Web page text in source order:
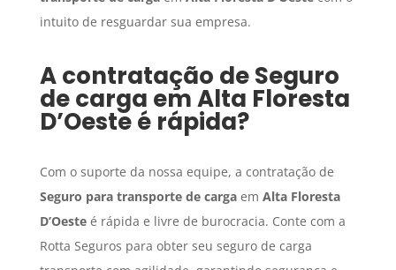
intuito de resguardar sua empresa.
A contratação deSeguro
de carga emAlta Floresta
D’Oesteé rápida?
Com o suporte da nossa equipe, a contratação de
Seguro para transporte de cargaem Alta Floresta
D’Oesteé rápida e livre de burocracia. Conte com a
Rotta Seguros para obter seu seguro de carga